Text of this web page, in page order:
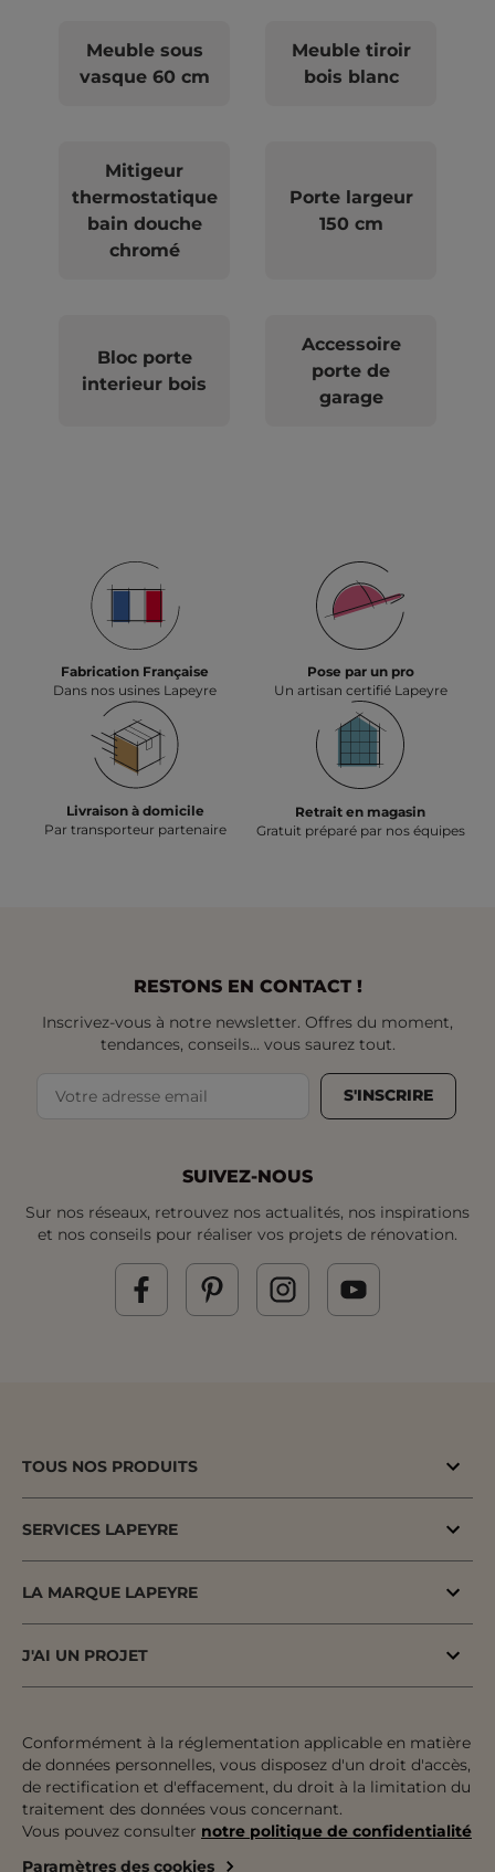
Meuble sous
vasque 60 cm
Meuble tiroir
bois blanc
Mitigeur
thermostatique
bain douche
chromé
Porte largeur
150 cm
Bloc porte
interieur bois
Accessoire
porte de
garage
Fabrication Française
Dans nos usines Lapeyre
Pose par un pro
Un artisan certifié Lapeyre
Livraison à domicile
Par transporteur partenaire
Retrait en magasin
Gratuit préparé par nos équipes
RESTONS EN CONTACT !
Inscrivez-vous à notre newsletter. Offres du moment,
tendances, conseils... vous saurez tout.
S'INSCRIRE
SUIVEZ-NOUS
Sur nos réseaux, retrouvez nos actualités, nos inspirations
et nos conseils pour réaliser vos projets de rénovation.
TOUS NOS PRODUITS
Cuisine & Electroménager
Salle de bains & WC
Escalier, Rampe & Main-courante
Jardin & Extérieur
Revêtement sol & mur
Équipement & Outil
SERVICES LAPEYRE
Conseil à domicile
Conseil en magasin
Financement
Le paiement en plusieurs fois
LA MARQUE LAPEYRE
Engagements pour tous
Développement durable
Recrutement
J'AI UN PROJET
Inspiration & Tendances
Préparer mon projet
Expertises & Tutoriels
Outils de configuration
Conformément à la réglementation applicable en matière
de données personnelles, vous disposez d'un droit d'accès,
de rectification et d'effacement, du droit à la limitation du
traitement des données vous concernant.
Vous pouvez consulter notre politique de confidentialité
Paramètres des cookies